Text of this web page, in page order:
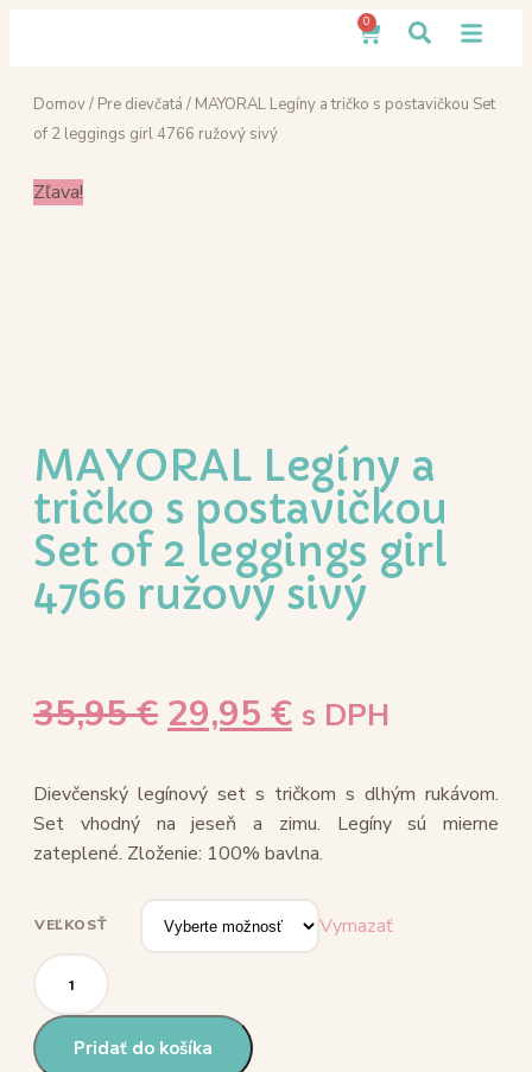
0
Domov/ Pre dievčatá / MAYORAL Legíny a tričko s postavičkou Set
of 2 leggings girl 4766 ružový sivý
Zľava!
MAYORAL Legíny a
tričko s postavičkou
Set of 2 leggings girl
4766 ružový sivý
35,95€ 29,95 € s DPH
Dievčenský legínový set s tričkom s dlhým rukávom.
Set vhodný na jeseň a zimu. Legíny sú mierne
zateplené. Zloženie: 100% bavlna.
VEĽKOSŤ Vymazať
Pridať do košíka